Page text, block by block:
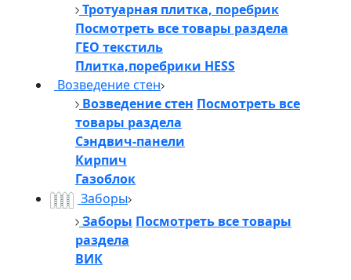
Тротуарная плитка, поребрик
Посмотреть все товары раздела
ГЕО текстиль
Плитка,поребрики HESS
Возведение стен
Возведение стен Посмотреть все
товары раздела
Сэндвич-панели
Кирпич
Газоблок
Заборы
Заборы Посмотреть все товары
раздела
ВИК